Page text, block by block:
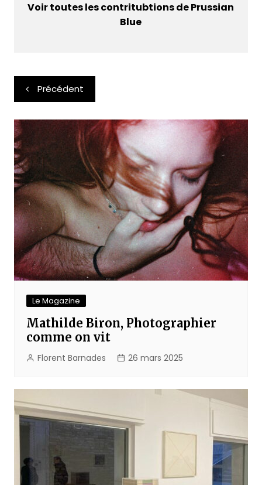
Voir toutes les contritubtions de Prussian
Blue
Navigation
de
l’article
Précédent
Le Magazine
Mathilde Biron, Photographier
comme on vit
Florent Barnades 26 mars 2025